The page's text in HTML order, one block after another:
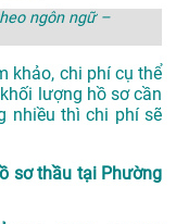
ngôn ngữ –
khảo, chi phí cụ thể
lượng hồ sơ cần
nhiều thì chi phí sẽ
sơ thầu tại Phường